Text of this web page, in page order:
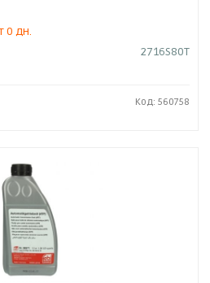
0 дн.
2716S80T
Код: 560758